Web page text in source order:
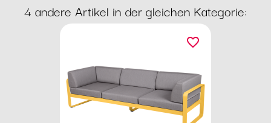
4 andere Artikel in der gleichen Kategorie:
favorite_border